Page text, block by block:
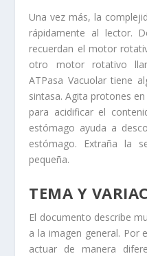
Una vez más, la
rápidamente al lector.
recuerdan el motor
otro motor rotativo
ATPasa Vacuolar tiene
sintasa. Agita protones
para acidificar el
estómago ayuda a
estómago. Extraña la
pequeña.
TEMA Y
El documento describe
a la imagen general. Por
actuar de manera